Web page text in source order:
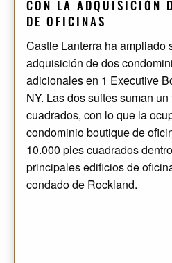
CON LA ADQUISICIÓN
DE OFICINAS
Castle Lanterra ha ampliado
adquisición de dos
adicionales en 1 Executive
NY. Las dos suites suman
cuadrados, con lo que la
condominio boutique de
10.000 pies cuadrados
principales edificios de
condado de Rockland.